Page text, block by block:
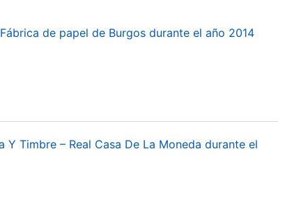
de papel de Burgos durante el año 2014
Timbre – Real Casa De La Moneda durante el